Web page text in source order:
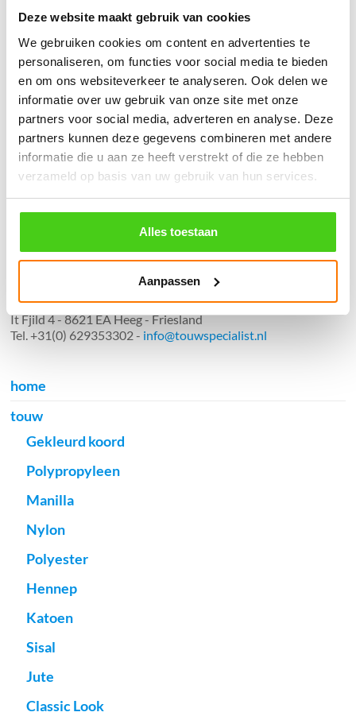
Deze website maakt gebruik van cookies
We gebruiken cookies om content en advertenties te
personaliseren, om functies voor social media te bieden
en om ons websiteverkeer te analyseren. Ook delen we
informatie over uw gebruik van onze site met onze
partners voor social media, adverteren en analyse. Deze
partners kunnen deze gegevens combineren met andere
informatie die u aan ze heeft verstrekt of die ze hebben
verzameld op basis van uw gebruik van hun services.
Alles toestaan
Aanpassen
֍ Groot aanbod & scherpe prijzen!
֍ Deskundig advies en gratis proefstukjes.
֍ Verzending in Nederland, België en Duitsland.
Aantal meters worden geleverd aan een stuk.
Specifieke wensen (meerdere lengten) kunt u aangeven bij het
© 2009 - 2026 | Touwspecialist.nl
It Fjild 4 - 8621 EA Heeg - Friesland
Tel. +31(0) 629353302 - info@touwspecialist.nl
home
touw
Gekleurd koord
Polypropyleen
Manilla
Nylon
Polyester
Hennep
Katoen
Sisal
Jute
Classic Look